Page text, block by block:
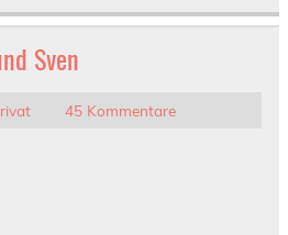
Sven
45 Kommentare